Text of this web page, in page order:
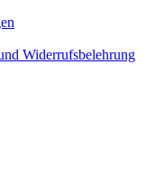
Widerrufsbelehrung